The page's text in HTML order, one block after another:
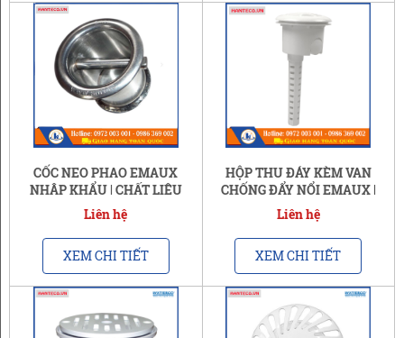
CỐC NEO PHAO EMAUX
NHẬP KHẨU | CHẤT LIỆU
THÉP SS316 KHÔNG GỈ
Liên hệ
XEM CHI TIẾT
HỘP THU ĐÁY KÈM VAN
CHỐNG ĐẨY NỔI EMAUX |
EM2833HC
Liên hệ
XEM CHI TIẾT